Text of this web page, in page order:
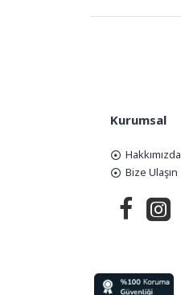
Kurumsal
Hakkımızda
Bize Ulaşın